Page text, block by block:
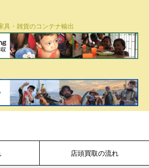
具・雑貨のコンテナ輸出
店頭買取の流れ